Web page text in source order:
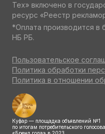
Тех» включено в
ресурс «Реестр
*Оплата производится в
НБ РБ.
Пользовательское
Политика обработки
Политика в отношении
Куфар — площадка объявлений №1
по итогам потребительского